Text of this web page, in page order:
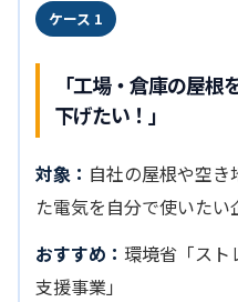
ケース 1
「工場・倉庫の屋根
下げたい！」
対象： 自社の屋根や空
た電気を自分で使いたい
おすすめ： 環境省「スト
支援事業」